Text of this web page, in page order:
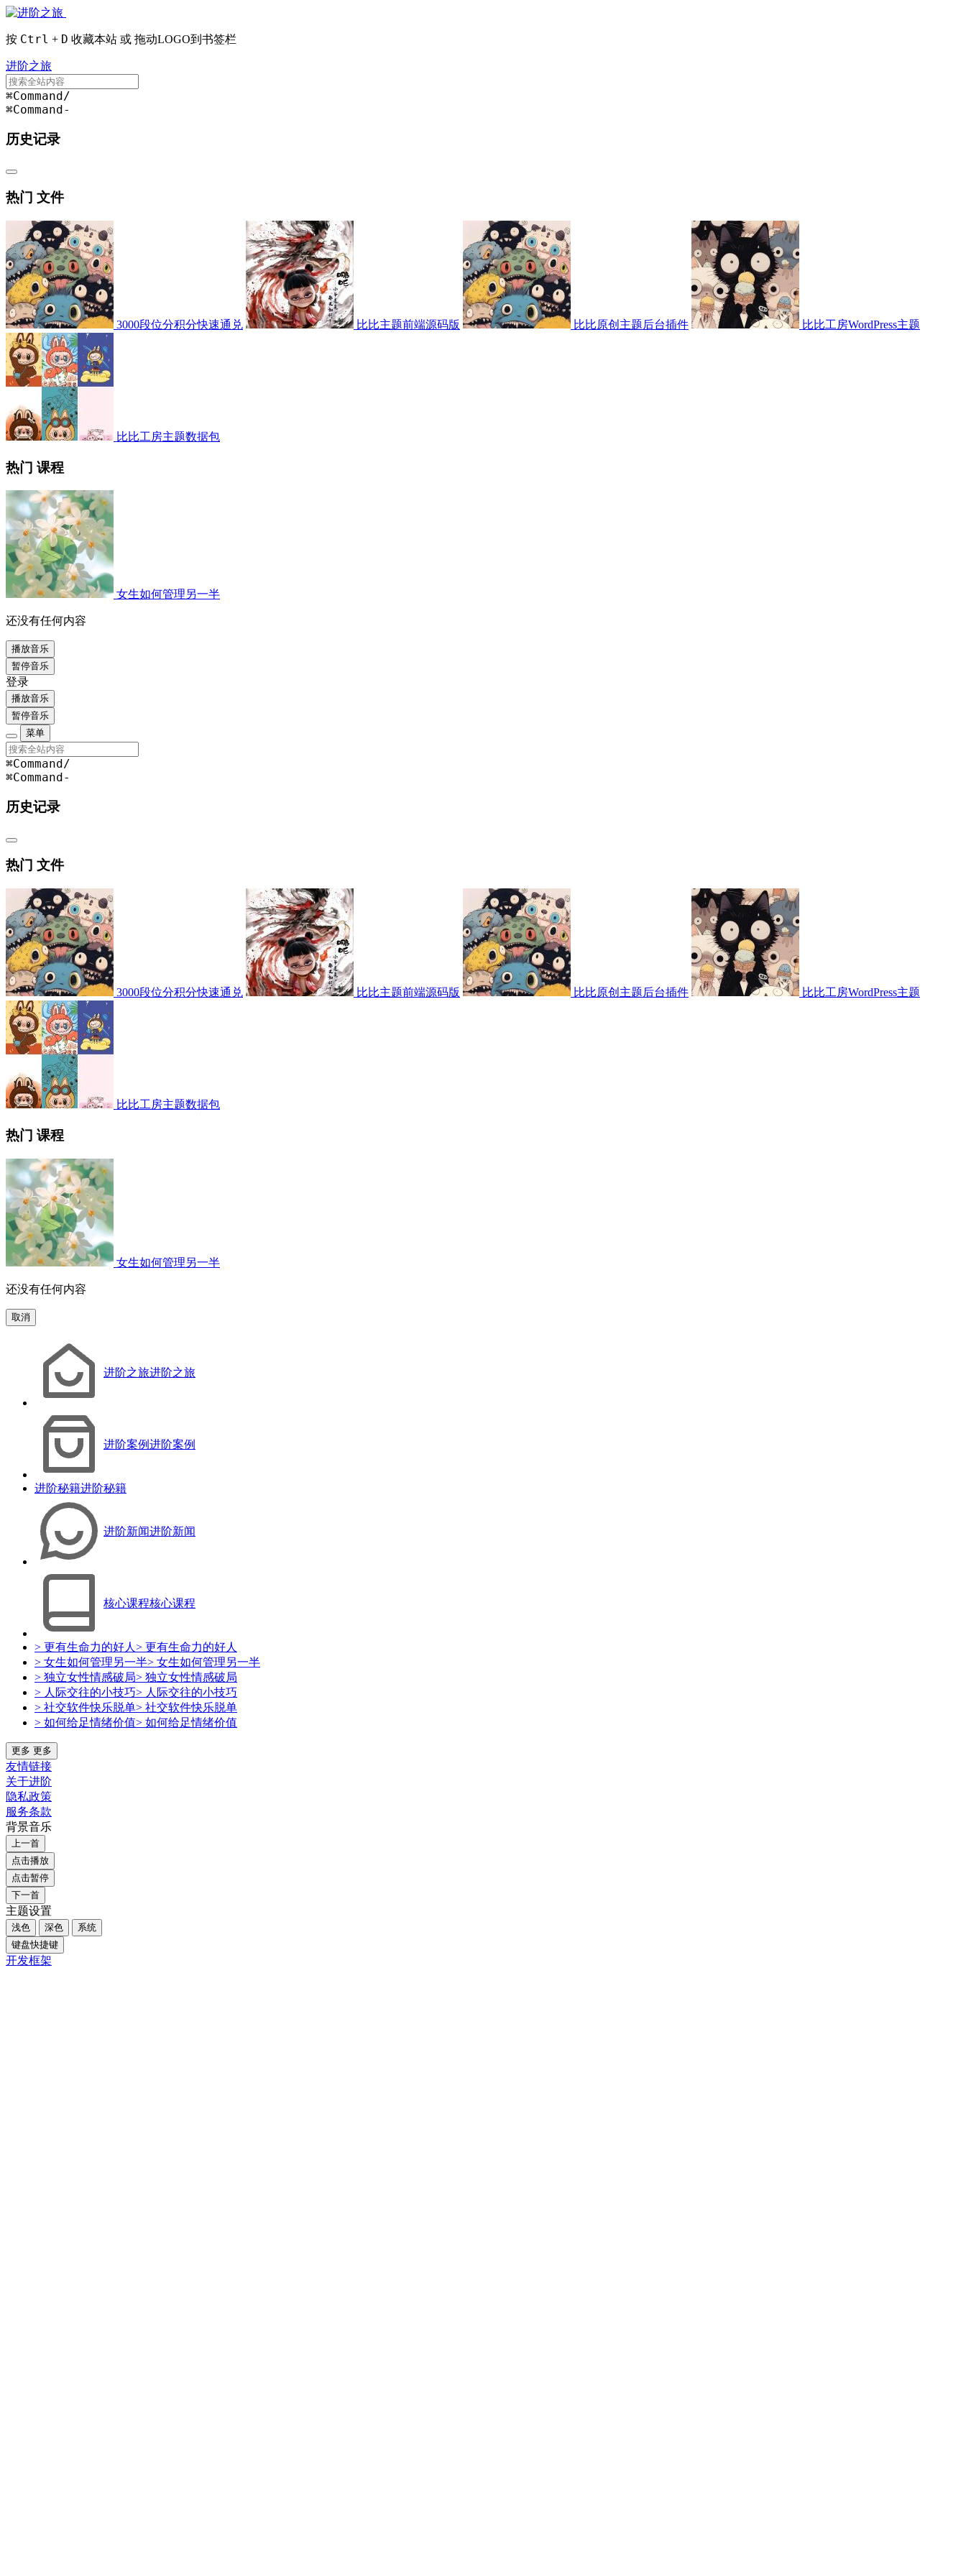
按 Ctrl + D 收藏本站 或 拖动LOGO到书签栏
进阶之旅
⌘Command/
⌘Command-
历史记录
热门 文件
3000段位分积分快速通兑 比比主题前端源码版 比比原创主题后台插件 比比工房WordPress主题
比比工房主题数据包
热门 课程
女生如何管理另一半
还没有任何内容
播放音乐
暂停音乐
登录
播放音乐
暂停音乐
菜单
⌘Command /
⌘Command -
历史记录
热门 文件
3000段位分积分快速通兑 比比主题前端源码版 比比原创主题后台插件 比比工房WordPress主题
比比工房主题数据包
热门 课程
女生如何管理另一半
还没有任何内容
取消
进阶之旅进阶之旅
进阶案例进阶案例
进阶秘籍进阶秘籍
进阶新闻进阶新闻
核心课程核心课程
> 更有生命力的好人 > 更有生命力的好人
> 女生如何管理另一半> 女生如何管理另一半
> 独立女性情感破局> 独立女性情感破局
> 人际交往的小技巧> 人际交往的小技巧
> 社交软件快乐脱单> 社交软件快乐脱单
> 如何给足情绪价值> 如何给足情绪价值
更多 更多
友情链接
关于进阶
隐私政策
服务条款
背景音乐
上一首
点击播放
点击暂停
下一首
主题设置
浅色 深色
系统
键盘快捷键
开发框架